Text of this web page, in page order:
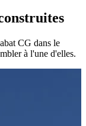
CG dans le
à l'une d'elles.